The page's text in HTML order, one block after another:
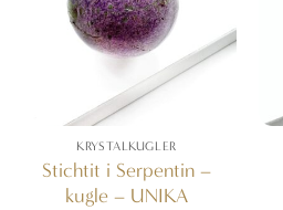
KRYSTALKUGLER
Stichtit i Serpentin –
kugle – UNIKA